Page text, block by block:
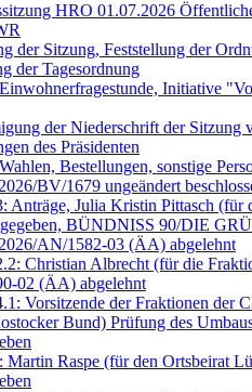
HRO 01.07.2026
der Sitzung, Feststellung der
der Tagesordnung
Initiative
der Niederschrift der Sitzung
des Präsidenten
Bestellungen, sonstige
BV/1679 ungeändert
Anträge, Julia Kristin Pittasch
BÜNDNISS 90/DIE
AN/1582-03 (ÄA) abgelehnt
Christian Albrecht (für die
02 (ÄA) abgelehnt
Vorsitzende der Fraktionen
Bund) Prüfung des
Martin Raspe (für den Ortsbeirat